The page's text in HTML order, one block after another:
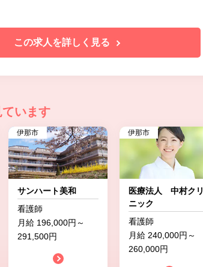
この求人を詳しく見る
います
伊那市
サンハート美和
看護師
月給 196,000円～
291,500円
伊那市
医療法人 中村クリ
ニック
看護師
月給 240,000円～
260,000円